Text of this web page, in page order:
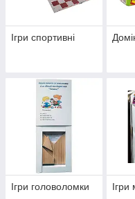
Ігри спортивні
Ігри головоломки Ігри